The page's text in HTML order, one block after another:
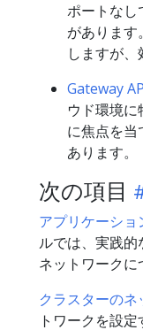
ポートなし
があります
しますが、
Gateway
ウド環境
に焦点を
あります。
次の項目
アプリケーショ
ルでは、実践
ネットワークに
クラスターのネ
トワークを設